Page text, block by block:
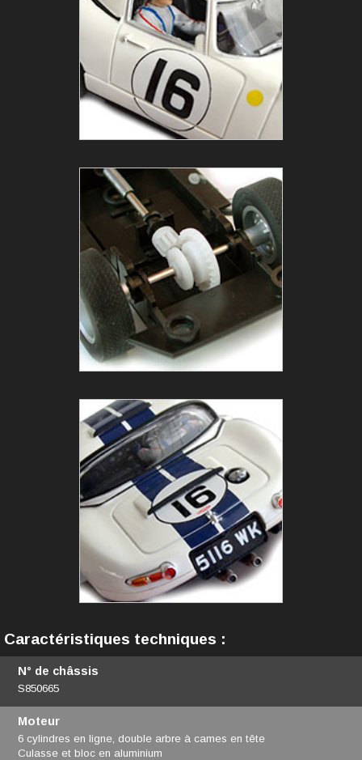
Caractéristiques techniques :
N° de châssis
S850665
Moteur
6 cylindres en ligne, double arbre à cames en tête
Culasse et bloc en aluminium